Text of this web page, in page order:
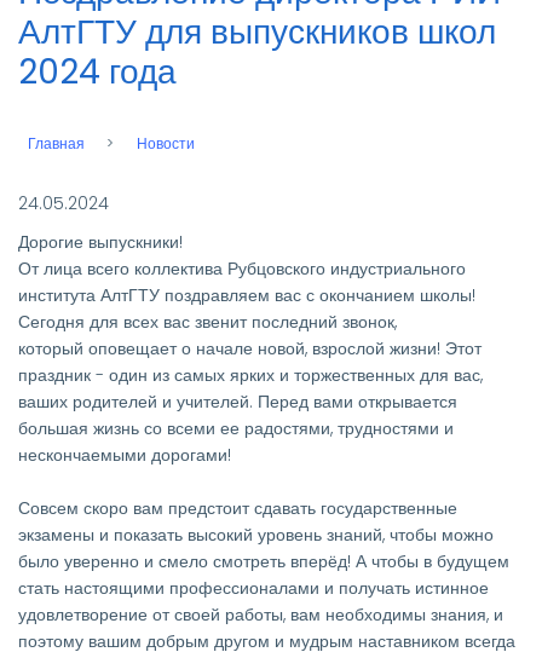
АлтГТУ для выпускников школ
2024 года
Строка
Главная Новости
24.05.2024
Дорогие выпускники!
От лица всего коллектива Рубцовского индустриального
института АлтГТУ поздравляем вас с окончанием школы!
Сегодня для всех вас звенит последний звонок,
который оповещает о начале новой, взрослой жизни! Этот
праздник - один из самых ярких и торжественных для вас,
ваших родителей и учителей. Перед вами открывается
большая жизнь со всеми ее радостями, трудностями и
нескончаемыми дорогами!
Совсем скоро вам предстоит сдавать государственные
экзамены и показать высокий уровень знаний, чтобы можно
было уверенно и смело смотреть вперёд! А чтобы в будущем
стать настоящими профессионалами и получать истинное
удовлетворение от своей работы, вам необходимы знания, и
поэтому вашим добрым другом и мудрым наставником всегда